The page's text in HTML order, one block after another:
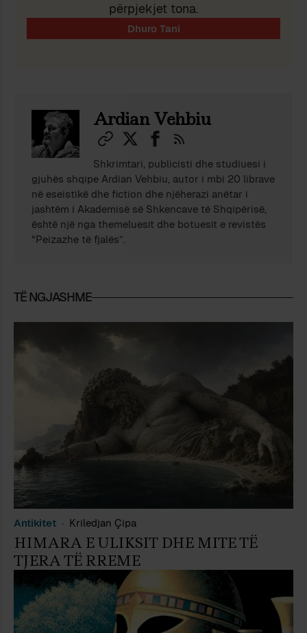
përpjekjet tona.
Ardian Vehbiu
Shkrimtari, publicisti dhe studiuesi i
gjuhës shqipe Ardian Vehbiu, autor i mbi 20 librave
në eseistikë dhe fiction dhe njëherazi anëtar i
jashtëm i Akademisë së Shkencave të Shqipërisë,
është një nga themeluesit dhe botuesit e revistës
“Peizazhe të fjalës”.
TË NGJASHME
Antikitet Kriledjan Çipa
HIMARA E ULIKSIT DHE MITE TË
TJERA TË RREME